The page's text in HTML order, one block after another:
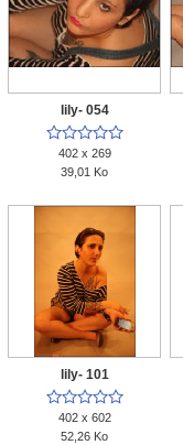
lily- 054

402 x 269
39,01 Ko
lily- 101

402 x 602
52,26 Ko